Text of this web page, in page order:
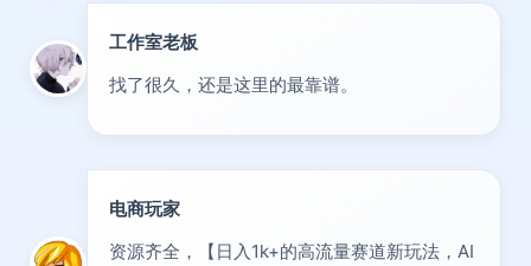
工作室老板
找了很久，还是这里的最靠谱。
电商玩家
资源齐全，【日入1k+的高流量赛道新玩法，AI